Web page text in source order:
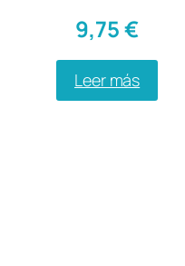
9,75€
Leer más